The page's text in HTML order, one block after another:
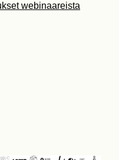
webinaareista